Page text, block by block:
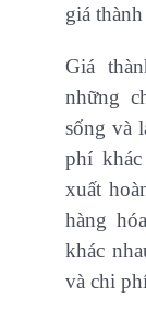
giá
Giá
những
sống và
phí
xuất
hàng
khác
và chi